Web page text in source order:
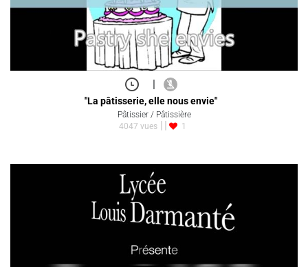
|
"La pâtisserie, elle nous envie"
Pâtissier / Pâtissière
4047 vues
1